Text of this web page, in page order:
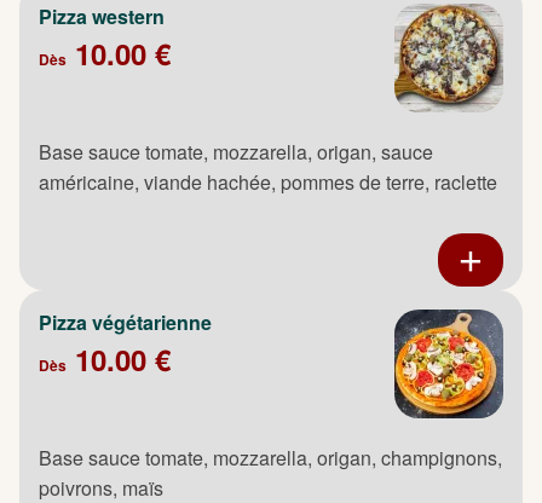
Pizza western
Dès 10.00 €
Base sauce tomate, mozzarella, origan, sauce
américaine, viande hachée, pommes de terre, raclette
Pizza végétarienne
Dès 10.00 €
Base sauce tomate, mozzarella, origan, champignons,
poivrons, maïs